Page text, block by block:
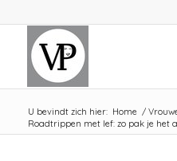
U bevindt zich hier: Home /
Roadtrippen met lef: zo pak je het